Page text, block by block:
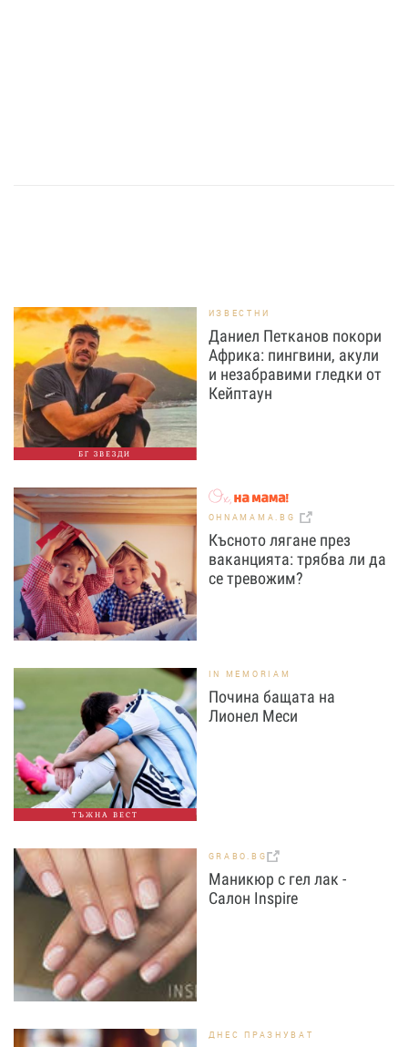
БГ ЗВЕЗДИ
ИЗВЕСТНИ
Даниел Петканов покори
Африка: пингвини, акули
и незабравими гледки от
Кейптаун
OHNAMAMA.BG
Късното лягане през
ваканцията: трябва ли да
се тревожим?
ТЪЖНА ВЕСТ
IN MEMORIAM
Почина бащата на
Лионел Меси
GRABO.BG
Маникюр с гел лак -
Салон Inspire
ДНЕС ПРАЗНУВАТ